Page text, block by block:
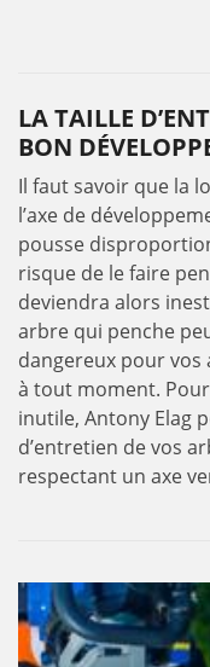
LA TAILLE
BON
Il faut savoir que la
l’axe de
pousse
risque de le faire
deviendra alors
arbre qui penche
dangereux pour
à tout moment.
inutile, Antony Elag
d’entretien de vos
respectant un axe